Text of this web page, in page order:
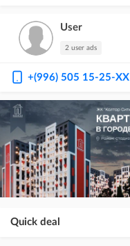
User
2 user ads
+(996) 505 15-25-XX
Quick deal